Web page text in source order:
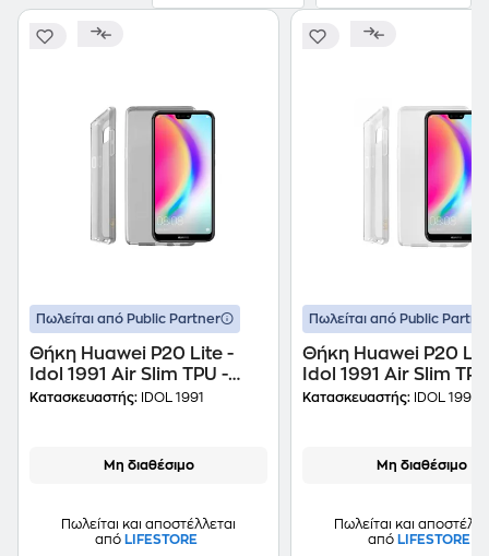
Πωλείται από Public Partner
Θήκη Huawei P20 Lite -
Idol 1991 Air Slim TPU -
Διάφανο Γκρι
Κατασκευαστής: IDOL 1991
Μη διαθέσιμο
Πωλείται και αποστέλλεται
από LIFESTORE
Πωλείται από Public
Θήκη Huawei P20
Idol 1991 Air Slim
Διάφανη
Κατασκευαστής: IDOL 1991
Μη διαθέσιμο
Πωλείται και
από LIFESTORE